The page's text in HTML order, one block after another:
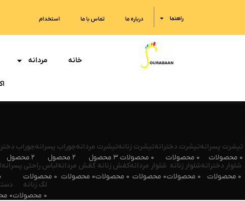
راهنما درباره ما تماس با ما استخدام
خانه مردانه
تیشرت پسرانه
0 محصولات
تیشرت دخترانه
0 محصولات
تیشرت زنانه
0 محصولات
تیشرت مردانه
3 محصول
جوراب پسرانه
2 محصول
جوراب
2 محصول
شلوار دخترانه
0 محصولات
شلوار زنانه
0 محصولات
شلوار مردانه
0 محصولات
کفش زنانه
0 محصولات
کفش مردانه
0 محصولات
لباس راحتی پسرانه
0 محصولات
0
لگ زنانه
0 محصولات
0 محصولات